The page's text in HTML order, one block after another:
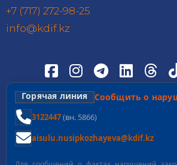
+7 (717) 272-98-25
info@kdif.kz
Горячая линия Сообщить о
3122447(вн. 5866)
aisulu.nusipkozhayeva@kdif.kz